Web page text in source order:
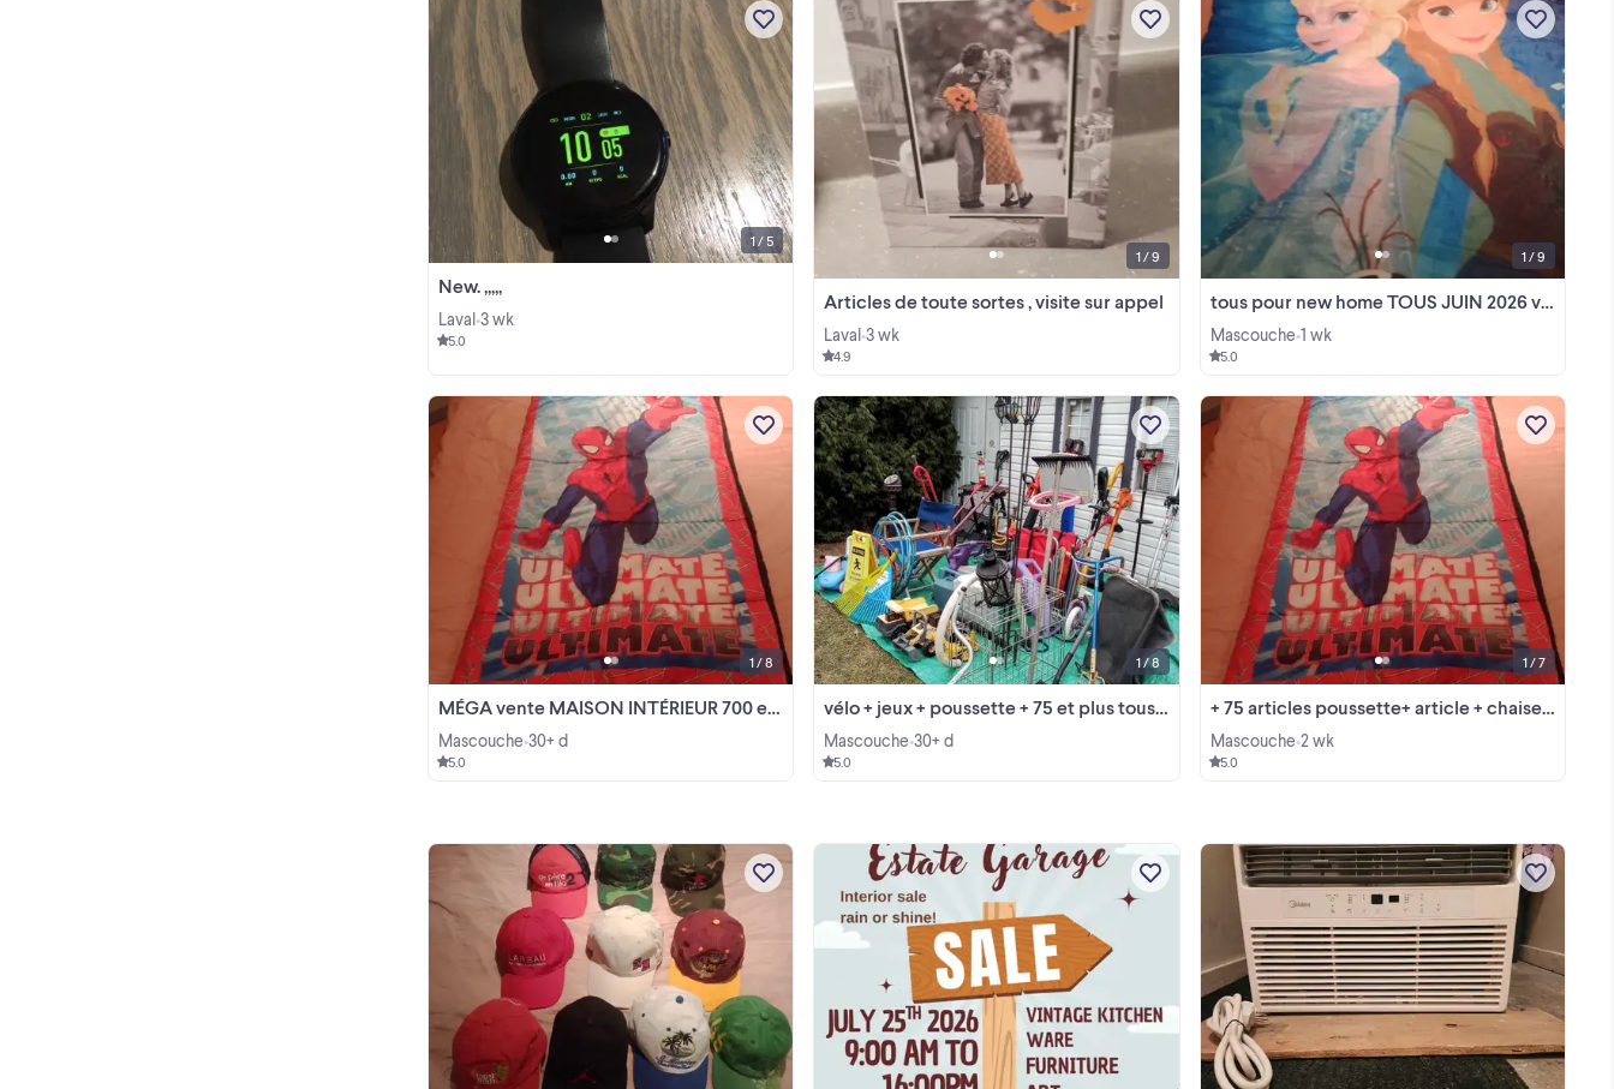
New. ,,,,,
Laval •3 wk
5.0
Extra thin $ 20
View more
1 / 5
Articles de toute sortes , visite sur appel
Laval•3 wk
4.9
Article divers = De $1.00 @ $5.00 2
albums pour placer des photos hauteur
7 pouces X largeur 6 pouces 52 pages
double $2.00 ch. Vases en verre sur
support de métal couleur bronze ,
chandeliers à ...
View more
1 / 9
tous pour new home TOUS JUIN 2026 voir photos + 75 annonces
Mascouche•1 wk
5.0
1 / 9
MÉGA vente MAISON INTÉRIEUR 700 et + objets !! AUBAINE
Mascouche•30+ d
5.0
TOUS LE MOIS Mascouche JUIN 2026
MÉGA VENTE À QUI LA CHANCE !!!
CAUSE DÉCÈS !!! Premier arriver
premier servi !! Maison non fumeur et
sans animaux De tous pour un premier
logement ou maison !!! VENTE ...
View more
1 / 8
vélo + jeux + poussette + 75 et plus tous le mois JUIN 2026
Mascouche•30+ d
5.0
MASCOUCHE livraison possible
poussette 25 $ jouet 10$ voir tous mes
annonces Vente RAPIDE par
TÉLÉPHONE seulement 514 625-6704
merci articles disponibles
View more
1 / 8
+ 75 articles poussette+ article + chaise IKÉA et + juin 2026
Mascouche•2 wk
5.0
1 / 7
TOUS LE MOIS DE JUIN 2026 SUR
RENDEZ - VOUS Mascouche
LANAUDIÈRE MÉGA VENTE de garage
INTÉRIEUR dans une maison !! 110
annonces et plus LIQUIDATION
AVANT FERMETURE ! VENTE PAR
TÉLÉPHONE SEULEMENT ...
View more
Everything must go! Household
products, Framed Pictures, Carpets,
Furniture, Glassware, etc.